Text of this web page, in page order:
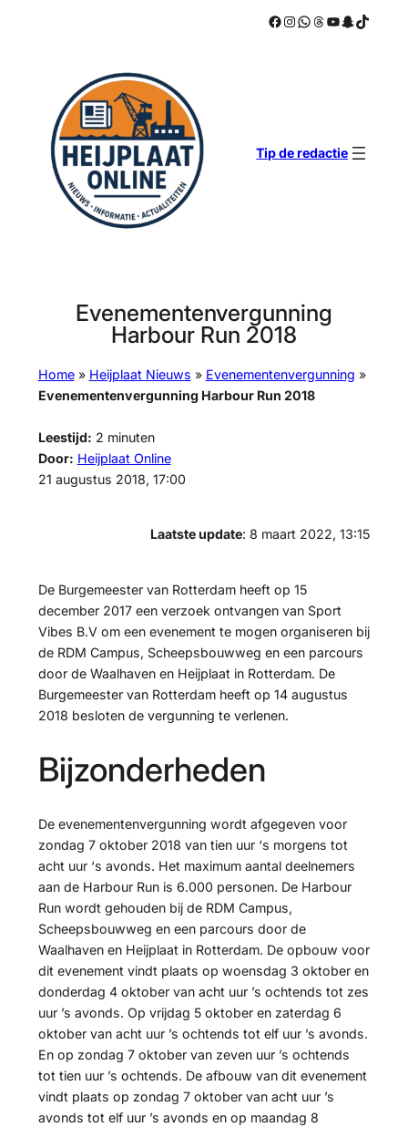
Facebook
Instagram
WhatsApp
Threads
YouTube
Snapchat
TikTok
Tip de redactie
Evenementenvergunning
Harbour Run 2018
Home» Heijplaat Nieuws » Evenementenvergunning »
Evenementenvergunning Harbour Run 2018
Leestijd: 2 minuten
Door: Heijplaat Online
21 augustus 2018, 17:00
Laatste update: 8 maart 2022, 13:15
De Burgemeester van Rotterdam heeft op 15
december 2017 een verzoek ontvangen van Sport
Vibes B.V om een evenement te mogen organiseren bij
de RDM Campus, Scheepsbouwweg en een parcours
door de Waalhaven en Heijplaat in Rotterdam. De
Burgemeester van Rotterdam heeft op 14 augustus
2018 besloten de vergunning te verlenen.
Bijzonderheden
De evenementenvergunning wordt afgegeven voor
zondag 7 oktober 2018 van tien uur ‘s morgens tot
acht uur ‘s avonds. Het maximum aantal deelnemers
aan de Harbour Run is 6.000 personen. De Harbour
Run wordt gehouden bij de RDM Campus,
Scheepsbouwweg en een parcours door de
Waalhaven en Heijplaat in Rotterdam. De opbouw voor
dit evenement vindt plaats op woensdag 3 oktober en
donderdag 4 oktober van acht uur ’s ochtends tot zes
uur ’s avonds. Op vrijdag 5 oktober en zaterdag 6
oktober van acht uur ’s ochtends tot elf uur ’s avonds.
En op zondag 7 oktober van zeven uur ’s ochtends
tot tien uur ’s ochtends. De afbouw van dit evenement
vindt plaats op zondag 7 oktober van acht uur ’s
avonds tot elf uur ’s avonds en op maandag 8